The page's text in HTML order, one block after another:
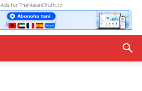
Ads for TheNakedTruth.tv